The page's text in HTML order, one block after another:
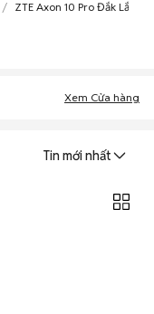
ZTE Axon 10 Pro Đắk Lắk
Xem Cửa hàng
Tin mới nhất